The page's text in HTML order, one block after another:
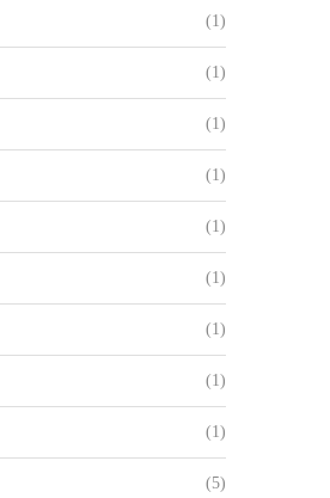
(1)
(1)
(1)
(1)
(1)
(1)
(1)
(1)
(1)
(5)